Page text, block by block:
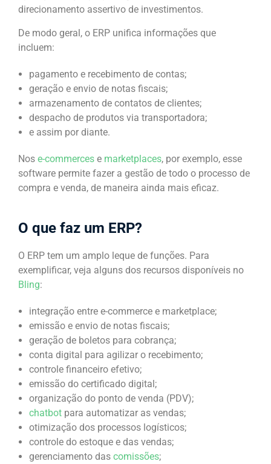
direcionamento assertivo de investimentos.
De modo geral, o ERP unifica informações que
incluem:
pagamento e recebimento de contas;
geração e envio de notas fiscais;
armazenamento de contatos de clientes;
despacho de produtos via transportadora;
e assim por diante.
Nos e-commerces e marketplaces, por exemplo, esse
software permite fazer a gestão de todo o processo de
compra e venda, de maneira ainda mais eficaz.
O que faz um ERP?
O ERP tem um amplo leque de funções. Para
exemplificar, veja alguns dos recursos disponíveis no
Bling:
integração entre e-commerce e marketplace;
emissão e envio de notas fiscais;
geração de boletos para cobrança;
conta digital para agilizar o recebimento;
controle financeiro efetivo;
emissão do certificado digital;
organização do ponto de venda (PDV);
chatbot para automatizar as vendas;
otimização dos processos logísticos;
controle do estoque e das vendas;
gerenciamento das comissões;